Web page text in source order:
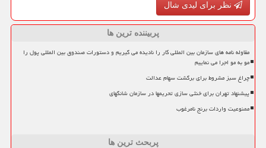
نظر برای لیدی شال
پربیننده ترین ها
مقاوله نامه های سازمان بین المللی کار را نادیده می گیریم و دستورات صندوق بین المللی پول را
مو به مو اجرا می نماییم
چراغ سبز مشروط برای برگشت سهام عدالت
پیشنهاد تهران برای خنثی سازی تحریمها در سازمان شانگهای
ممنوعیت واردات برنج نامرغوب
پربحث ترین ها